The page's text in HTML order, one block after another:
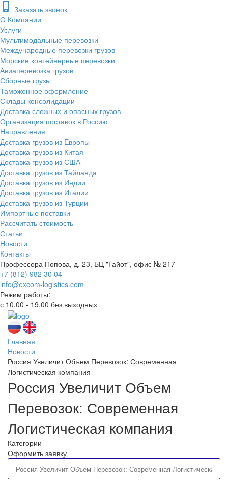
phone_iphone Заказать звонок
О Компании
Услуги
Мультимодальные перевозки
Международные перевозки грузов
Морские контейнерные перевозки
Авиаперевозка грузов
Сборные грузы
Таможенное оформление
Склады консолидации
Доставка сложных и опасных грузов
Организация поставок в Россию
Направления
Доставка грузов из Европы
Доставка грузов из Китая
Доставка грузов из США
Доставка грузов из Тайланда
Доставка грузов из Индии
Доставка грузов из Италии
Доставка грузов из Турции
Импортные поставки
Рассчитать стоимость
Статьи
Новости
Контакты
Профессора Попова, д. 23, БЦ "Гайот", офис № 217
+7 (812) 982 30 04
info@excom-logistics.com
Режим работы:
с 10.00 - 19.00 без выходных
Главная
Новости
Россия Увеличит Объем Перевозок: Современная
Логистическая компания
Россия Увеличит Объем
Перевозок: Современная
Логистическая компания
Категории
Оформить заявку